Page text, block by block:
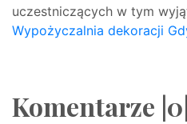
uczestniczących w tym
Wypożyczalnia dekoracji
Komentarze |0|